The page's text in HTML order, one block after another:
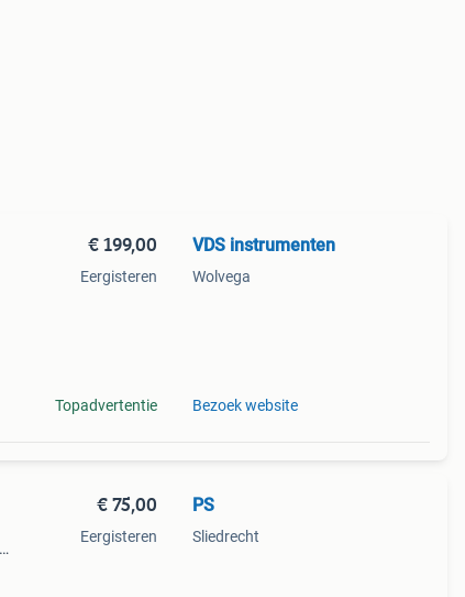
€ 199,00
Eergisteren
Topadvertentie
VDS instrumenten
Wolvega
Bezoek website
€ 75,00
Eergisteren
PS
Sliedrecht